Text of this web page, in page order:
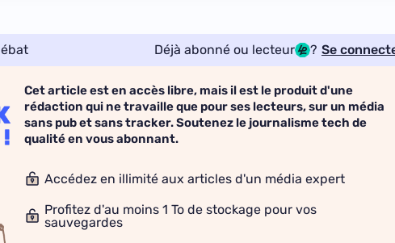
Déjà abonné ou lecteur ? Se
Cet article est en accès libre, mais il est le produit d'une
rédaction qui ne travaille que pour ses lecteurs, sur un média
sans pub et sans tracker. Soutenez le journalisme tech de
qualité en vous abonnant.
Accédez en illimité aux articles d'un média expert
Profitez d'au moins 1 To de stockage pour vos
sauvegardes